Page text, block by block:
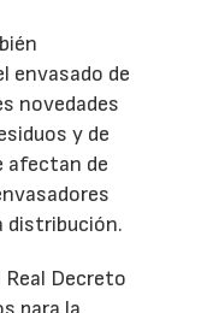
envasado de
novedades
y de
afectan de
distribución.
Decreto